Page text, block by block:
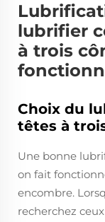
lubrifier
à trois
Choix du
têtes à
Une bonne
on fait
encombre.
recherchez